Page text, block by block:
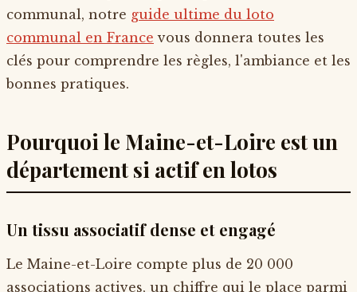
communal, notre guide ultime du loto
communal en France vous donnera toutes les
clés pour comprendre les règles, l'ambiance et les
bonnes pratiques.
Pourquoi le Maine-et-Loire est un
département si actif en lotos
Un tissu associatif dense et engagé
Le Maine-et-Loire compte plus de 20 000
associations actives, un chiffre qui le place parmi